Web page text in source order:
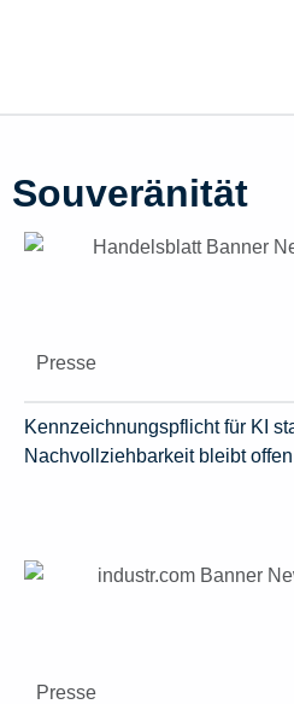
Souveränität
Presse
Kennzeichnungspflicht für KI
Nachvollziehbarkeit bleibt offen
Presse